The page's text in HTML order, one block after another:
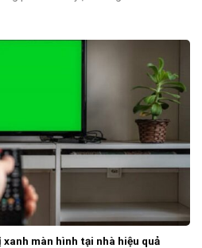
màn hình tại nhà hiệu quả